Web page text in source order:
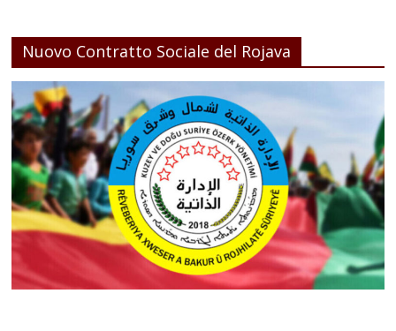
Nuovo Contratto Sociale del Rojava